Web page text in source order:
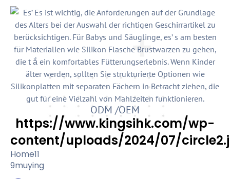
ODM /OEM
https://www.kingsihk.com/wp-
content/uploads/2024/07/
Home11
9muying